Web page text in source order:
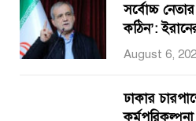
সর্বোচ্চ
কঠিন’:
August 6,
ঢাকার
কর্মপরিকল্পনা